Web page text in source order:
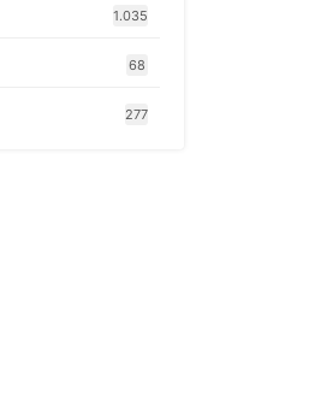
1.035
68
277